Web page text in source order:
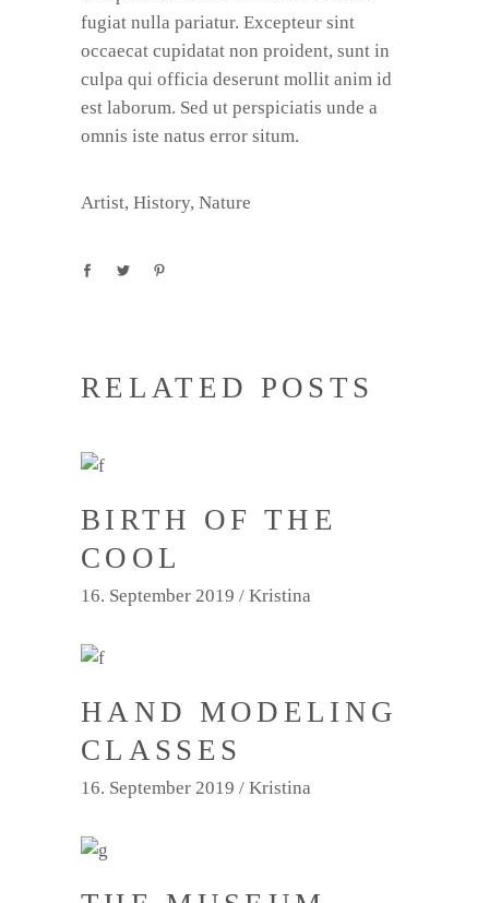
fugiat nulla pariatur. Excepteur sint
occaecat cupidatat non proident, sunt in
culpa qui officia deserunt mollit anim id
est laborum. Sed ut perspiciatis unde a
omnis iste natus error situm.
Artist, History, Nature
RELATED POSTS
BIRTH OF THE
COOL
16. September 2019 Kristina
HAND MODELING
CLASSES
16. September 2019 Kristina